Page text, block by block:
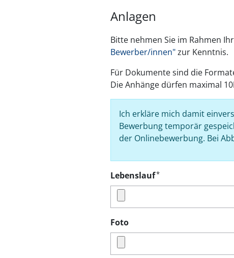
Anlagen
Bitte nehmen Sie im Rahmen
Bewerber/innen"zur Kenntnis.
Für Dokumente sind die
Die Anhänge dürfen maximal
Ich erkläre mich damit
Bewerbung temporär
der Onlinebewerbung. Bei
Lebenslauf*
Foto